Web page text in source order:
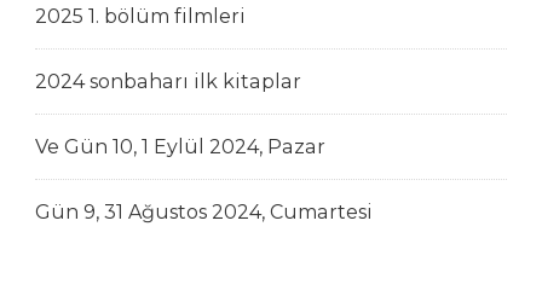
2025 1. bölüm filmleri
2024 sonbaharı ilk kitaplar
Ve Gün 10, 1 Eylül 2024, Pazar
Gün 9, 31 Ağustos 2024, Cumartesi